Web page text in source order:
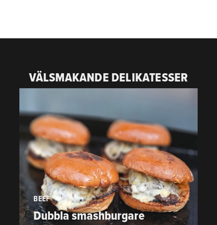
VÄLSMAKANDE DELIKATESSER
BEEF
Dubbla smashburgare